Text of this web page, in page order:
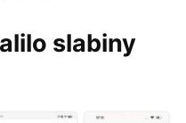
slabiny